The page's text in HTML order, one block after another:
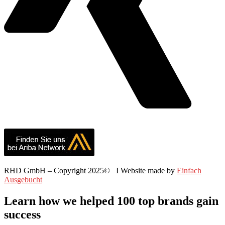
RHD GmbH – Copyright 2025© I Website made by Einfach
Ausgebucht
Learn how we helped 100 top brands gain
success